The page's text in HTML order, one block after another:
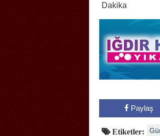
Dakika
Paylaş
Etiketler: